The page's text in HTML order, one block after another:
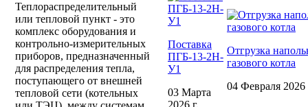
Теплораспределительный
или тепловой пункт - это
комплекс оборудования и
контрольно-измерительных
приборов, предназначенный
для распределения тепла,
поступающего от внешней
тепловой сети (котельных
Поставка
ПГБ-13-2Н-
У1
03 Марта
2026 г.
Отгрузка
газового котла
04 Февраля 2026